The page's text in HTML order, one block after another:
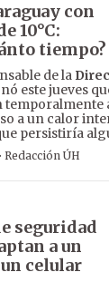
con
10°C:
tiempo?
de la
este jueves
temporalmente
a un calor
persistiría
· Redacción ÚH
seguridad
a un
celular